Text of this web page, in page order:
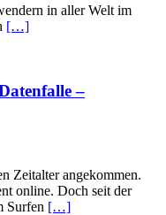
in aller Welt im
[…]
–
Zeitalter angekommen.
online. Doch seit der
Surfen […]